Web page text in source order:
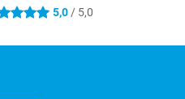
5,0 / 5,0